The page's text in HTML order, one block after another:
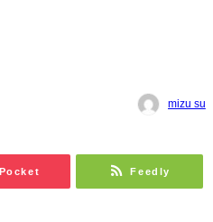
mizu su
Pocket Feedly